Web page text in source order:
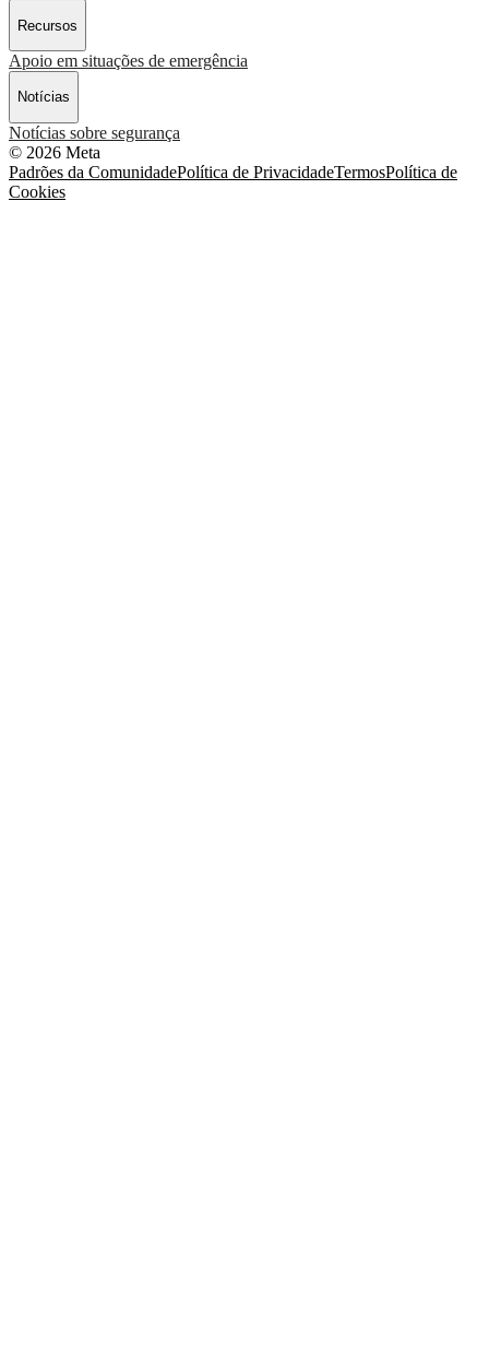
Recursos
Apoio em situações de emergência
Notícias
Notícias sobre segurança
© 2026 Meta
Padrões da ComunidadePolítica de PrivacidadeTermosPolítica de
Cookies